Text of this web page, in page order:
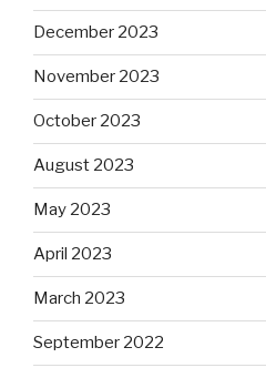
December 2023
November 2023
October 2023
August 2023
May 2023
April 2023
March 2023
September 2022